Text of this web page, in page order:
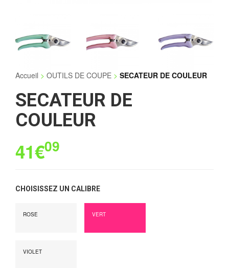
Accueil > OUTILS DE COUPE > SECATEUR DE COULEUR
SECATEUR DE
COULEUR
41€09
CHOISISSEZ UN CALIBRE
ROSE VERT
VIOLET